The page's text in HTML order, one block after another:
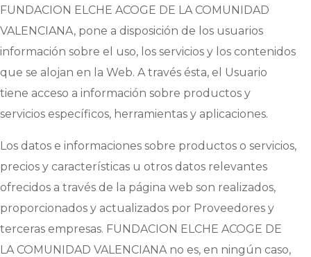
FUNDACION ELCHE ACOGE DE LA COMUNIDAD
VALENCIANA, pone a disposición de los usuarios
información sobre el uso, los servicios y los contenidos
que se alojan en la Web. A través ésta, el Usuario
tiene acceso a información sobre productos y
servicios específicos, herramientas y aplicaciones.
Los datos e informaciones sobre productos o servicios,
precios y características u otros datos relevantes
ofrecidos a través de la página web son realizados,
proporcionados y actualizados por Proveedores y
terceras empresas. FUNDACION ELCHE ACOGE DE
LA COMUNIDAD VALENCIANAno es, en ningún caso,